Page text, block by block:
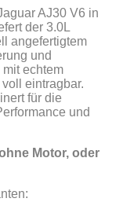
AJ30 V6 in
der 3.0L
angefertigtem
und
echtem
eintragbar.
für die
und
Motor, oder